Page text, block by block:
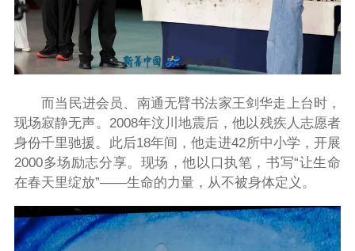
而当民进会员、南通无臂书法家王剑华走上台时，
现场寂静无声。2008年汶川地震后，他以残疾人志愿者
身份千里驰援。此后18年间，他走进42所中小学，开展
2000多场励志分享。现场，他以口执笔，书写“让生命
在春天里绽放”——生命的力量，从不被身体定义。